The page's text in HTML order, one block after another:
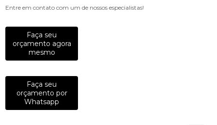
Entre em contato com um de nossos especialistas!
Faça seu
orçamento agora
mesmo
Faça seu
orçamento por
Whatsapp